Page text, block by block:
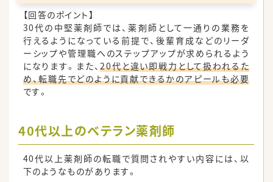
【回答のポイント】
30代の中堅薬剤師では、薬剤師として一通りの業務を
行えるようになっている前提で、後輩育成などのリーダ
ーシップや管理職へのステップアップが求められるよう
になります。また、20代と違い即戦力として扱われるた
め、転職先でどのように貢献できるかのアピールも必要
です。
40代以上のベテラン薬剤師
40代以上薬剤師の転職で質問されやすい内容には、以
下のようなものがあります。